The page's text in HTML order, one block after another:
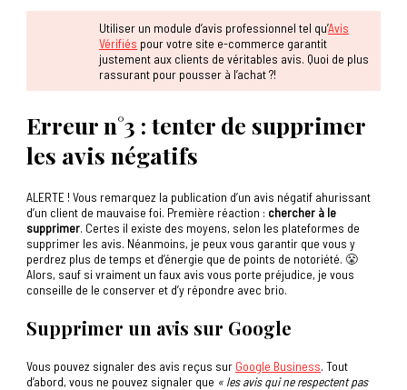
Utiliser un module d’avis professionnel tel qu’Avis
Vérifiés pour votre site e-commerce garantit
justement aux clients de véritables avis. Quoi de plus
rassurant pour pousser à l’achat ?!
Erreur n°3 : tenter de supprimer
les avis négatifs
ALERTE ! Vous remarquez la publication d’un avis négatif ahurissant
d’un client de mauvaise foi. Première réaction : chercher à le
supprimer. Certes il existe des moyens, selon les plateformes de
supprimer les avis. Néanmoins, je peux vous garantir que vous y
perdrez plus de temps et d’énergie que de points de notoriété. 😤
Alors, sauf si vraiment un faux avis vous porte préjudice, je vous
conseille de le conserver et d’y répondre avec brio.
Supprimer un avis sur Google
Vous pouvez signaler des avis reçus sur Google Business. Tout
d’abord, vous ne pouvez signaler que « les avis qui ne respectent pas